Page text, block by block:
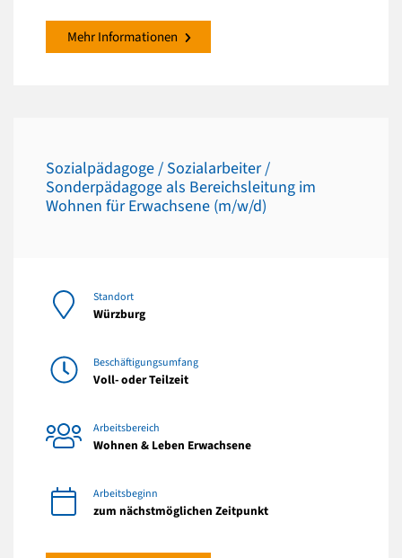
Mehr Informationen
Sozialpädagoge / Sozialarbeiter /
Sonderpädagoge als Bereichsleitung im
Wohnen für Erwachsene (m/w/d)
Standort
Würzburg
Beschäftigungsumfang
Voll- oder Teilzeit
Arbeitsbereich
Wohnen & Leben Erwachsene
Arbeitsbeginn
zum nächstmöglichen Zeitpunkt